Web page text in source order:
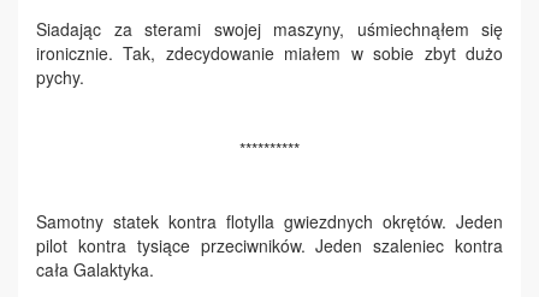
Siadając za sterami swojej maszyny, uśmiechnąłem się
ironicznie. Tak, zdecydowanie miałem w sobie zbyt dużo
pychy.
**********
Samotny statek kontra flotylla gwiezdnych okrętów. Jeden
pilot kontra tysiące przeciwników. Jeden szaleniec kontra
cała Galaktyka.